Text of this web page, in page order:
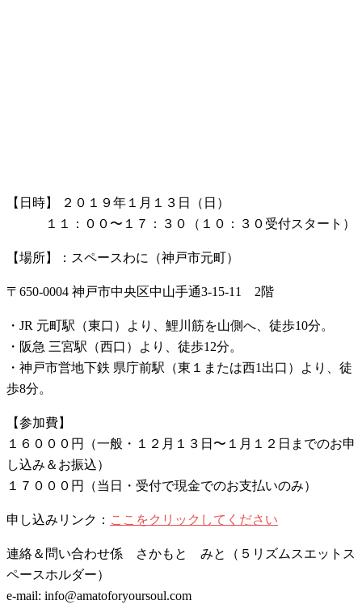
【日時】 ２０１９年１月１３日（日）
１１：００〜１７：３０（１０：３０受付スタート）
【場所】：スペースわに（神戸市元町）
〒650-0004 神戸市中央区中山手通3-15-11 2階
・JR 元町駅（東口）より、鯉川筋を山側へ、徒歩10分。
・阪急 三宮駅（西口）より、徒歩12分。
・神戸市営地下鉄 県庁前駅（東１または西1出口）より、徒
歩8分。
【参加費】
１６０００円（一般・１２月１３日〜１月１２日までのお申
し込み＆お振込）
１７０００円（当日・受付で現金でのお支払いのみ）
申し込みリンク： ここをクリックしてください
連絡＆問い合わせ係 さかもと みと（５リズムスエットス
ペースホルダー）
e-mail: info@amatoforyoursoul.com